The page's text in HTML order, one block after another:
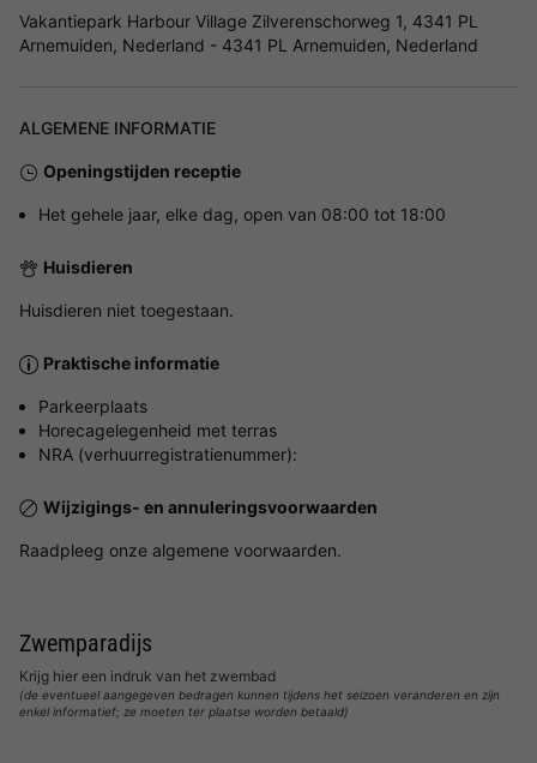
Vakantiepark Harbour Village Zilverenschorweg 1, 4341 PL
Arnemuiden, Nederland - 4341 PL Arnemuiden, Nederland
ALGEMENE INFORMATIE
Openingstijden receptie
Het gehele jaar, elke dag, open van 08:00 tot 18:00
Huisdieren
Huisdieren niet toegestaan.
Praktische informatie
Parkeerplaats
Horecagelegenheid met terras
NRA (verhuurregistratienummer):
Wijzigings- en annuleringsvoorwaarden
Raadpleeg onze algemene voorwaarden.
Zwemparadijs
Krijg hier een indruk van het zwembad
(de eventueel aangegeven bedragen kunnen tijdens het seizoen veranderen en zijn
enkel informatief; ze moeten ter plaatse worden betaald)